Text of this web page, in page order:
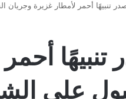
تنبيهًا أحمر لأمطار غزيرة
تنبيهًا
على